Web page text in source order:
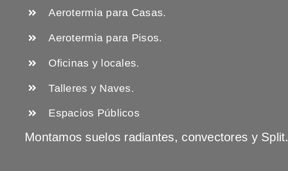
Aerotermia para Casas.
Aerotermia para Pisos.
Oficinas y locales.
Talleres y Naves.
Espacios Públicos
Montamos suelos radiantes, convectores y Split.